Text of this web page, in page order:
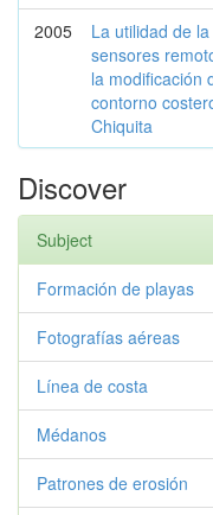
2005
La utilidad de
sensores
la modificación
contorno
Chiquita
Discover
Subject
Formación de playas
Fotografías aéreas
Línea de costa
Médanos
Patrones de erosión